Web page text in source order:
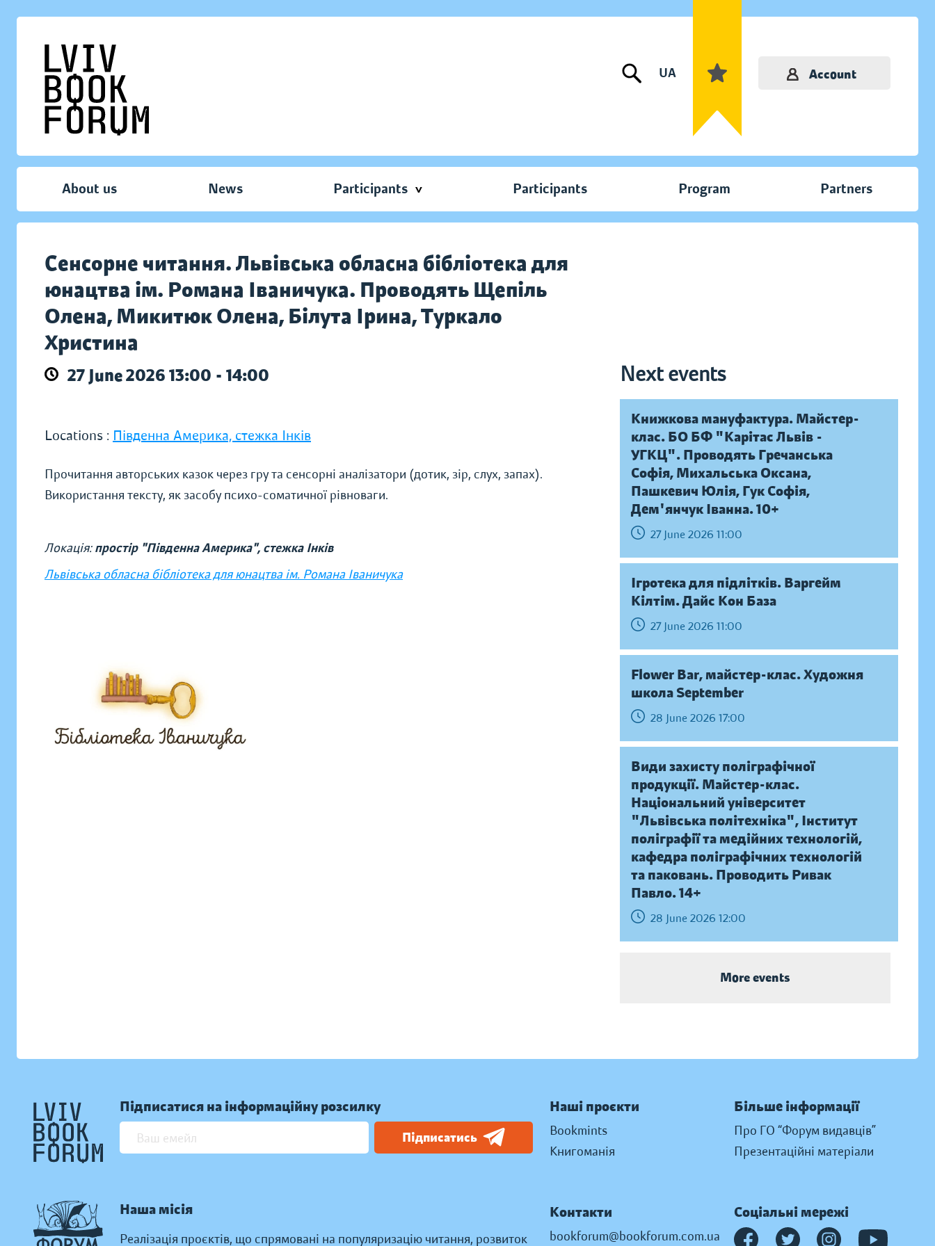
UA Account
About us News Participants Participants Program Partners
Сенсорне читання. Львівська обласна бібліотека для
юнацтва ім. Романа Іваничука. Проводять Щепіль
Олена, Микитюк Олена, Білута Ірина, Туркало
Христина
27 June 2026 13:00 - 14:00 Next events
Locations : Південна Америка, стежка Інків
Прочитання авторських казок через гру та сенсорні аналізатори (дотик, зір, слух, запах).
Використання тексту, як засобу психо-соматичної рівноваги.
Локація:простір "Південна Америка", стежка Інків
Львівська обласна бібліотека для юнацтва ім. Романа Іваничука
Книжкова мануфактура. Майстер-
клас. БО БФ "Карітас Львів -
УГКЦ". Проводять Гречанська
Софія, Михальська Оксана,
Пашкевич Юлія, Гук Софія,
Дем'янчук Іванна. 10+
27 June 2026 11:00
Ігротека для підлітків. Варгейм
Кілтім. Дайс Кон База
27 June 2026 11:00
Flower Bar, майстер-клас. Художня
школа September
28 June 2026 17:00
Види захисту поліграфічної
продукції. Майстер-клас.
Національний університет
"Львівська політехніка", Інститут
поліграфії та медійних технологій,
кафедра поліграфічних технологій
та паковань. Проводить Ривак
Павло. 14+
28 June 2026 12:00
More events
Підписатися на інформаційну розсилку
Підписатись
Наша місія
Реалізація проєктів, що спрямовані на популяризацію читання, розвиток
Наші проєкти
Bookmints
Книгоманія
Більше інформації
Про ГО “Форум видавців”
Презентаційні матеріали
Контакти
bookforum@bookforum.com.ua
Соціальні мережі